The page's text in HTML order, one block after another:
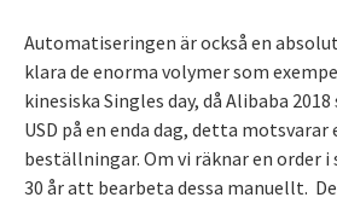
Automatiseringen är också en
klara de enorma volymer som
kinesiska Singles day, då Alibaba
USD på en enda dag, detta motsvarar
beställningar. Om vi räknar en order i
30 år att bearbeta dessa manuellt.